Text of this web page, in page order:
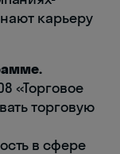
карьеру
«Торговое
торговую
в сфере